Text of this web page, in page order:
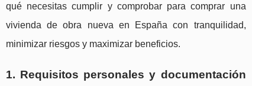
qué necesitas cumplir y comprobar para comprar una
vivienda de obra nueva en España con tranquilidad,
minimizar riesgos y maximizar beneficios.
1. Requisitos personales y documentación